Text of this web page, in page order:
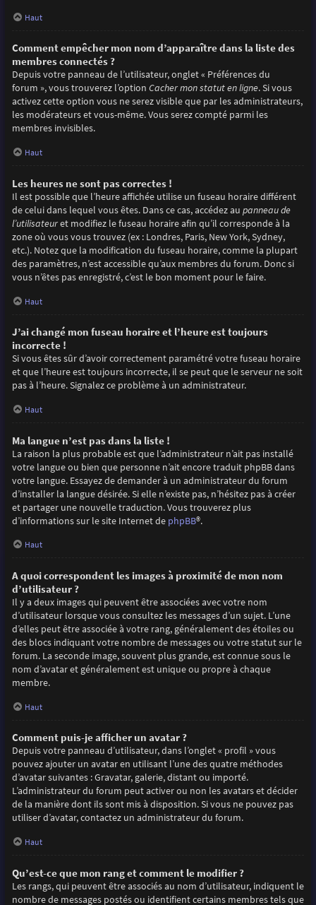
Haut
Comment empêcher mon nom d’apparaître dans la liste des
membres connectés ?
Depuis votre panneau de l’utilisateur, onglet « Préférences du
forum », vous trouverez l’option Cacher mon statut en ligne. Si vous
activez cette option vous ne serez visible que par les administrateurs,
les modérateurs et vous-même. Vous serez compté parmi les
membres invisibles.
Haut
Les heures ne sont pas correctes !
Il est possible que l’heure affichée utilise un fuseau horaire différent
de celui dans lequel vous êtes. Dans ce cas, accédez au panneau de
l’utilisateuret modifiez le fuseau horaire afin qu’il corresponde à la
zone où vous vous trouvez (ex : Londres, Paris, New York, Sydney,
etc.). Notez que la modification du fuseau horaire, comme la plupart
des paramètres, n’est accessible qu’aux membres du forum. Donc si
vous n’êtes pas enregistré, c’est le bon moment pour le faire.
Haut
J’ai changé mon fuseau horaire et l’heure est toujours
incorrecte !
Si vous êtes sûr d’avoir correctement paramétré votre fuseau horaire
et que l’heure est toujours incorrecte, il se peut que le serveur ne soit
pas à l’heure. Signalez ce problème à un administrateur.
Haut
Ma langue n’est pas dans la liste !
La raison la plus probable est que l’administrateur n’ait pas installé
votre langue ou bien que personne n’ait encore traduit phpBB dans
votre langue. Essayez de demander à un administrateur du forum
d’installer la langue désirée. Si elle n’existe pas, n’hésitez pas à créer
et partager une nouvelle traduction. Vous trouverez plus
d’informations sur le site Internet de phpBB®.
Haut
A quoi correspondent les images à proximité de mon nom
d’utilisateur ?
Il y a deux images qui peuvent être associées avec votre nom
d’utilisateur lorsque vous consultez les messages d’un sujet. L’une
d’elles peut être associée à votre rang, généralement des étoiles ou
des blocs indiquant votre nombre de messages ou votre statut sur le
forum. La seconde image, souvent plus grande, est connue sous le
nom d’avatar et généralement est unique ou propre à chaque
membre.
Haut
Comment puis-je afficher un avatar ?
Depuis votre panneau d’utilisateur, dans l’onglet « profil » vous
pouvez ajouter un avatar en utilisant l’une des quatre méthodes
d’avatar suivantes : Gravatar, galerie, distant ou importé.
L’administrateur du forum peut activer ou non les avatars et décider
de la manière dont ils sont mis à disposition. Si vous ne pouvez pas
utiliser d’avatar, contactez un administrateur du forum.
Haut
Qu’est-ce que mon rang et comment le modifier ?
Les rangs, qui peuvent être associés au nom d’utilisateur, indiquent le
nombre de messages postés ou identifient certains membres tels que